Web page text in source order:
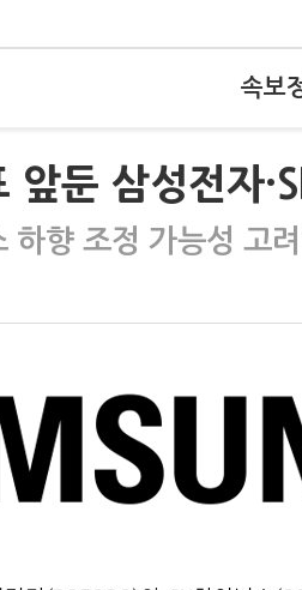
속보
앞둔 삼성전자
하향 조정 가능성 고